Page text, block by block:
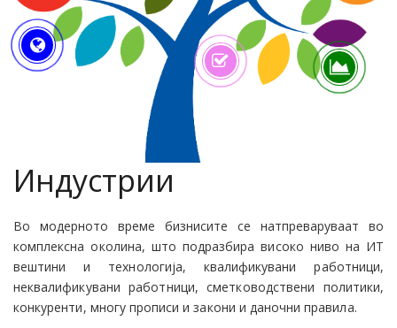
Индустрии
Во модерното време бизнисите се натпреваруваат во
комплексна околина, што подразбира високо ниво на ИТ
вештини и технологија, квалификувани работници,
неквалификувани работници, сметководствени политики,
конкуренти, многу прописи и закони и даночни правила.